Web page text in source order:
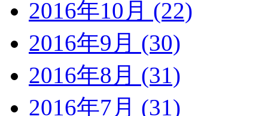
2016年10月 (22)
2016年9月 (30)
2016年8月 (31)
2016年7月 (31)